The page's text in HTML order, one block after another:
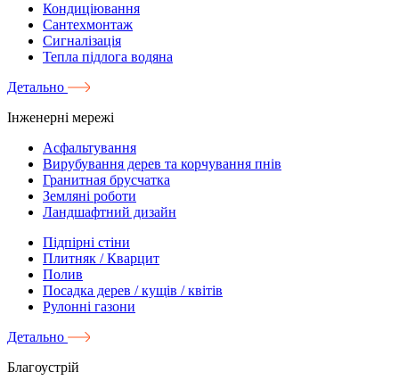
Кондиціювання
Сантехмонтаж
Сигналізація
Тепла підлога водяна
Детально
Інженерні мережі
Асфальтування
Вирубування дерев та корчування пнів
Гранитная брусчатка
Земляні роботи
Ландшафтний дизайн
Підпірні стіни
Плитняк / Кварцит
Полив
Посадка дерев / кущів / квітів
Рулонні газони
Детально
Благоустрій